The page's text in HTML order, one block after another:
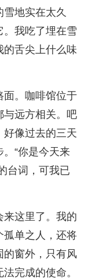
地实在太久
。我吃了埋在雪
的舌尖上什么味
面。咖啡馆位于
与远方相关。吧
好像过去的三天
“你是今天来
台词，可我已
来这里了。我的
孤单之人，还将
的窗外，只有风
完成的使命。